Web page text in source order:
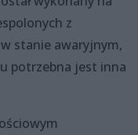
z
stanie awaryjnym,
potrzebna jest inna